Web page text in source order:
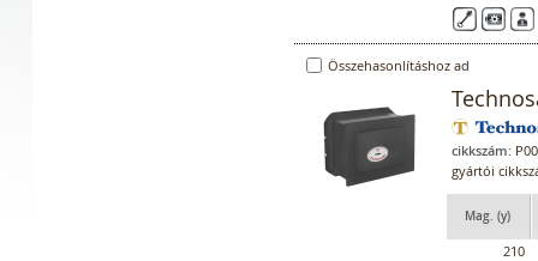
Összehasonlításhoz ad
cikkszám:
gyártói
Mag. (y)
210